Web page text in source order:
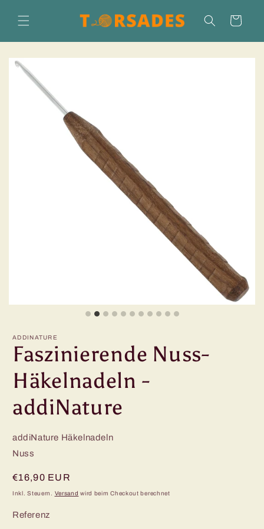
zum
Inhalt
Warenkorb
ADDINATURE
Faszinierende Nuss-
Häkelnadeln -
addiNature
addiNature Häkelnadeln
Nuss
Normaler
Preis
€16,90 EUR
Inkl. Steuern. Versand wird beim Checkout berechnet
Referenz